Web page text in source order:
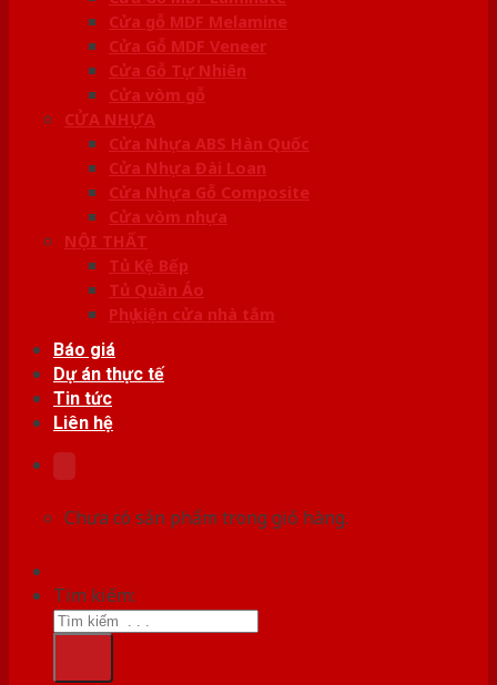
Cửa gỗ MDF Melamine
Cửa Gỗ MDF Veneer
Cửa Gỗ Tự Nhiên
Cửa vòm gỗ
CỬA NHỰA
Cửa Nhựa ABS Hàn Quốc
Cửa Nhựa Đài Loan
Cửa Nhựa Gỗ Composite
Cửa vòm nhựa
NỘI THẤT
Tủ Kệ Bếp
Tủ Quần Áo
Phụ kiện cửa nhà tắm
Báo giá
Dự án thực tế
Tin tức
Liên hệ
Chưa có sản phẩm trong giỏ hàng.
Tìm kiếm: